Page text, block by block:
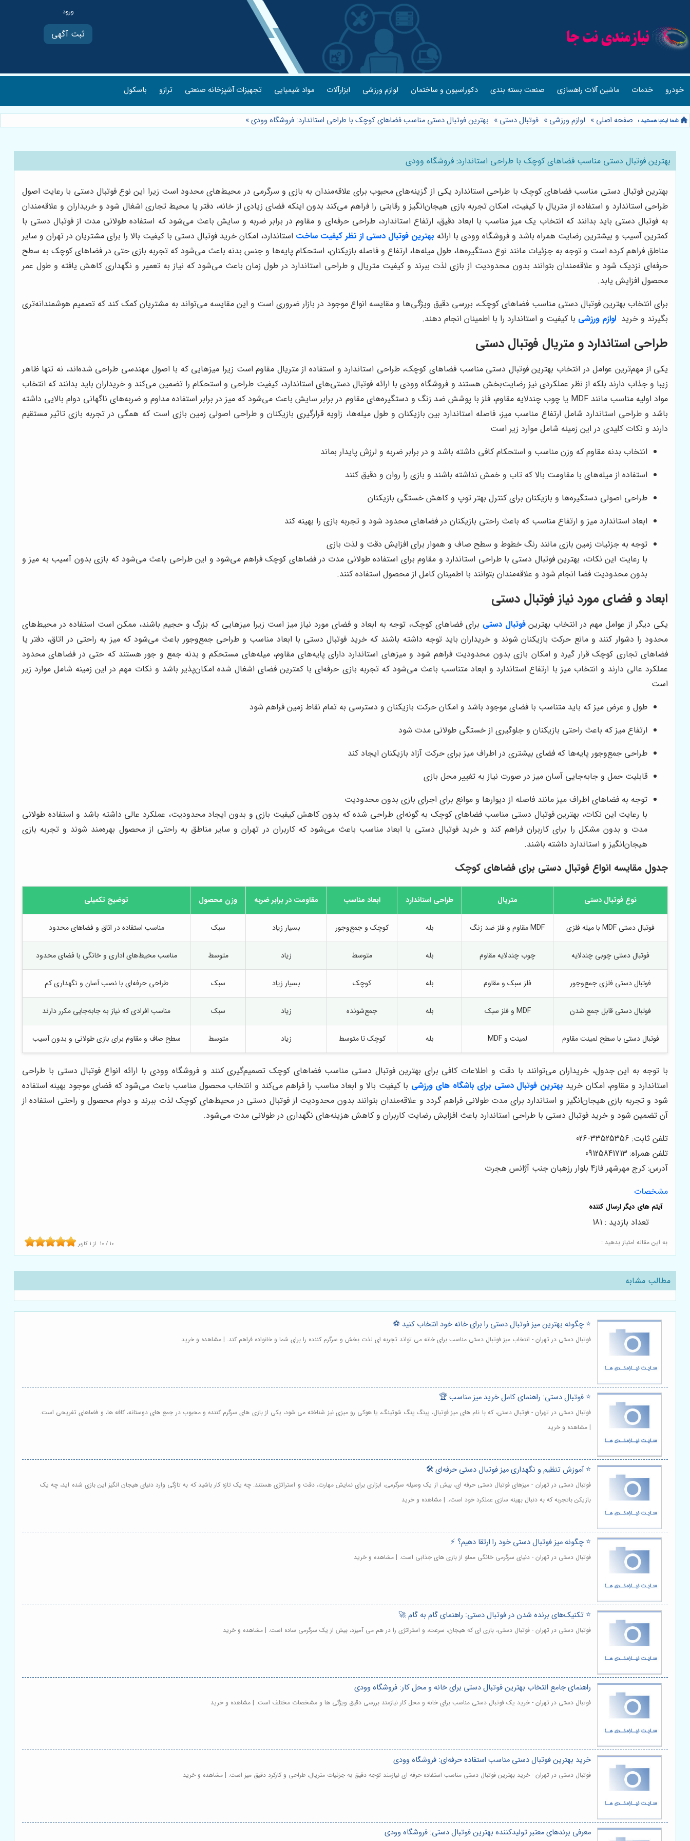
ثبت آگهی
خودرو خدمات ماشین آلات راهسازی صنعت بسته بندی دکوراسیون و ساختمان لوازم ورزشی ابزارآلات مواد شیمیایی تجهیزات آشپزخانه صنعتی ترازو باسکول
صفحه اصلی » لوازم ورزشی » فوتبال دستی » بهترین فوتبال دستی مناسب فضاهای کوچک با طراحی استاندارد: فروشگاه وودی»
بهترین فوتبال دستی مناسب فضاهای کوچک با طراحی استاندارد: فروشگاه وودی
بهترین فوتبال دستی مناسب فضاهای کوچک با طراحی استاندارد یکی از گزینه‌های محبوب برای علاقه‌مندان به بازی و سرگرمی در محیط‌های محدود است زیرا این نوع فوتبال دستی با رعایت اصول
طراحی استاندارد و استفاده از متریال با کیفیت، امکان تجربه بازی هیجان‌انگیز و رقابتی را فراهم می‌کند بدون اینکه فضای زیادی از خانه، دفتر یا محیط تجاری اشغال شود و خریداران و علاقه‌مندان
به فوتبال دستی باید بدانند که انتخاب یک میز مناسب با ابعاد دقیق، ارتفاع استاندارد، طراحی حرفه‌ای و مقاوم در برابر ضربه و سایش باعث می‌شود که استفاده طولانی مدت از فوتبال دستی با
کمترین آسیب و بیشترین رضایت همراه باشد و فروشگاه وودی با ارائه بهترین فوتبال دستی از نظر کیفیت ساخت استاندارد، امکان خرید فوتبال دستی با کیفیت بالا را برای مشتریان در تهران و سایر
مناطق فراهم کرده است و توجه به جزئیات مانند نوع دستگیره‌ها، طول میله‌ها، ارتفاع و فاصله بازیکنان، استحکام پایه‌ها و جنس بدنه باعث می‌شود که تجربه بازی حتی در فضاهای کوچک به سطح
حرفه‌ای نزدیک شود و علاقه‌مندان بتوانند بدون محدودیت از بازی لذت ببرند و کیفیت متریال و طراحی استاندارد در طول زمان باعث می‌شود که نیاز به تعمیر و نگهداری کاهش یافته و طول عمر
محصول افزایش یابد.
برای انتخاب بهترین فوتبال دستی مناسب فضاهای کوچک، بررسی دقیق ویژگی‌ها و مقایسه انواع موجود در بازار ضروری است و این مقایسه می‌تواند به مشتریان کمک کند که تصمیم هوشمندانه‌تری
بگیرند و خرید لوازم ورزشی با کیفیت و استاندارد را با اطمینان انجام دهند.
طراحی استاندارد و متریال فوتبال دستی
یکی از مهم‌ترین عوامل در انتخاب بهترین فوتبال دستی مناسب فضاهای کوچک، طراحی استاندارد و استفاده از متریال مقاوم است زیرا میزهایی که با اصول مهندسی طراحی شده‌اند، نه تنها ظاهر
زیبا و جذاب دارند بلکه از نظر عملکردی نیز رضایت‌بخش هستند و فروشگاه وودی با ارائه فوتبال دستی‌های استاندارد، کیفیت طراحی و استحکام را تضمین می‌کند و خریداران باید بدانند که انتخاب
مواد اولیه مناسب مانند MDF یا چوب چندلایه مقاوم، فلز با پوشش ضد زنگ و دستگیره‌های مقاوم در برابر سایش باعث می‌شود که میز در برابر استفاده مداوم و ضربه‌های ناگهانی دوام بالایی داشته
باشد و طراحی استاندارد شامل ارتفاع مناسب میز، فاصله استاندارد بین بازیکنان و طول میله‌ها، زاویه قرارگیری بازیکنان و طراحی اصولی زمین بازی است که همگی در تجربه بازی تاثیر مستقیم
دارند و نکات کلیدی در این زمینه شامل موارد زیر است
انتخاب بدنه مقاوم که وزن مناسب و استحکام کافی داشته باشد و در برابر ضربه و لرزش پایدار بماند
استفاده از میله‌های با مقاومت بالا که تاب و خمش نداشته باشند و بازی را روان و دقیق کنند
طراحی اصولی دستگیره‌ها و بازیکنان برای کنترل بهتر توپ و کاهش خستگی بازیکنان
ابعاد استاندارد میز و ارتفاع مناسب که باعث راحتی بازیکنان در فضاهای محدود شود و تجربه بازی را بهینه کند
توجه به جزئیات زمین بازی مانند رنگ خطوط و سطح صاف و هموار برای افزایش دقت و لذت بازی
با رعایت این نکات، بهترین فوتبال دستی با طراحی استاندارد و مقاوم برای استفاده طولانی مدت در فضاهای کوچک فراهم می‌شود و این طراحی باعث می‌شود که بازی بدون آسیب به میز و
بدون محدودیت فضا انجام شود و علاقه‌مندان بتوانند با اطمینان کامل از محصول استفاده کنند.
ابعاد و فضای مورد نیاز فوتبال دستی
یکی دیگر از عوامل مهم در انتخاب بهترینفوتبال دستی برای فضاهای کوچک، توجه به ابعاد و فضای مورد نیاز میز است زیرا میزهایی که بزرگ و حجیم باشند، ممکن است استفاده در محیط‌های
محدود را دشوار کنند و مانع حرکت بازیکنان شوند و خریداران باید توجه داشته باشند که خرید فوتبال دستی با ابعاد مناسب و طراحی جمع‌وجور باعث می‌شود که میز به راحتی در اتاق، دفتر یا
فضاهای تجاری کوچک قرار گیرد و امکان بازی بدون محدودیت فراهم شود و میزهای استاندارد دارای پایه‌های مقاوم، میله‌های مستحکم و بدنه جمع و جور هستند که حتی در فضاهای محدود
عملکرد عالی دارند و انتخاب میز با ارتفاع استاندارد و ابعاد متناسب باعث می‌شود که تجربه بازی حرفه‌ای با کمترین فضای اشغال شده امکان‌پذیر باشد و نکات مهم در این زمینه شامل موارد زیر
است
طول و عرض میز که باید متناسب با فضای موجود باشد و امکان حرکت بازیکنان و دسترسی به تمام نقاط زمین فراهم شود
ارتفاع میز که باعث راحتی بازیکنان و جلوگیری از خستگی طولانی مدت شود
طراحی جمع‌وجور پایه‌ها که فضای بیشتری در اطراف میز برای حرکت آزاد بازیکنان ایجاد کند
قابلیت حمل و جا‌به‌جایی آسان میز در صورت نیاز به تغییر محل بازی
توجه به فضاهای اطراف میز مانند فاصله از دیوارها و موانع برای اجرای بازی بدون محدودیت
با رعایت این نکات، بهترین فوتبال دستی مناسب فضاهای کوچک به گونه‌ای طراحی شده که بدون کاهش کیفیت بازی و بدون ایجاد محدودیت، عملکرد عالی داشته باشد و استفاده طولانی
مدت و بدون مشکل را برای کاربران فراهم کند و خرید فوتبال دستی با ابعاد مناسب باعث می‌شود که کاربران در تهران و سایر مناطق به راحتی از محصول بهره‌مند شوند و تجربه بازی
هیجان‌انگیز و استاندارد داشته باشند.
جدول مقایسه انواع فوتبال دستی برای فضاهای کوچک
نوع فوتبال دستی متریال طراحی استاندارد ابعاد مناسب مقاومت در برابر ضربه وزن محصول توضیح تکمیلی
فوتبال دستی MDF با میله فلزی MDF مقاوم و فلز ضد زنگ بله کوچک و جمع‌وجور بسیار زیاد سبک مناسب استفاده در اتاق و فضاهای محدود
فوتبال دستی چوبی چندلایه چوب چندلایه مقاوم بله متوسط زیاد متوسط مناسب محیط‌های اداری و خانگی با فضای محدود
فوتبال دستی فلزی جمع‌وجور فلز سبک و مقاوم بله کوچک بسیار زیاد سبک طراحی حرفه‌ای با نصب آسان و نگهداری کم
فوتبال دستی قابل جمع شدن MDF و فلز سبک بله جمع‌شونده زیاد سبک مناسب افرادی که نیاز به جا‌به‌جایی مکرر دارند
فوتبال دستی با سطح لمینت مقاوم لمینت و MDF بله کوچک تا متوسط زیاد متوسط سطح صاف و مقاوم برای بازی طولانی و بدون آسیب
با توجه به این جدول، خریداران می‌توانند با دقت و اطلاعات کافی برای بهترین فوتبال دستی مناسب فضاهای کوچک تصمیم‌گیری کنند و فروشگاه وودی با ارائه انواع فوتبال دستی با طراحی
استاندارد و مقاوم، امکان خرید بهترین فوتبال دستی برای باشگاه های ورزشی با کیفیت بالا و ابعاد مناسب را فراهم می‌کند و انتخاب محصول مناسب باعث می‌شود که فضای موجود بهینه استفاده
شود و تجربه بازی هیجان‌انگیز و استاندارد برای مدت طولانی فراهم گردد و علاقه‌مندان بتوانند بدون محدودیت از فوتبال دستی در محیط‌های کوچک لذت ببرند و دوام محصول و راحتی استفاده از
آن تضمین شود و خرید فوتبال دستی با طراحی استاندارد باعث افزایش رضایت کاربران و کاهش هزینه‌های نگهداری در طولانی مدت می‌شود.
تلفن ثابت: 33525356-026
تلفن همراه: 09125841713
آدرس: کرج مهرشهر فاز4 بلوار رزهبان جنب آژانس هجرت
مشخصات
به این مقاله امتیاز بدهید : 10 / 10 از 1 کاربر
تعداد بازدید : 181
مطالب مشابه
⭐️ چگونه بهترین میز فوتبال دستی را برای خانه خود انتخاب کنید ⚽️
فوتبال دستی در تهران - انتخاب میز فوتبال دستی مناسب برای خانه می تواند تجربه ای لذت بخش و سرگرم کننده را برای شما و خانواده فراهم کند. | مشاهده و خرید
⭐️ فو‌تبا‌ل دستی: راهنمای کامل خرید میز مناسب 🏆
فوتبال دستی در تهران - فوتبال دستی، که با نام های میز فوتبال، پینگ پنگ شوتینگ، یا هوکی رو میزی نیز شناخته می شود، یکی از بازی های سرگرم کننده و محبوب در جمع های دوستانه، کافه ها، و فضاهای تفریحی است.
| مشاهده و خرید
⭐️ آموزش تنظیم و نگهداری میز فو‌تبا‌ل دستی حرفه‌ای 🛠️
فوتبال دستی در تهران - میزهای فوتبال دستی حرفه ای، بیش از یک وسیله سرگرمی، ابزاری برای نمایش مهارت، دقت و استراتژی هستند. چه یک تازه کار باشید که به تازگی وارد دنیای هیجان انگیز این بازی شده اید، چه یک
بازیکن باتجربه که به دنبال بهینه سازی عملکرد خود است،. | مشاهده و خرید
⭐️ چگونه میز فو‌تبا‌ل دستی خود را ارتقا دهیم؟ ⚡️
فوتبال دستی در تهران - دنیای سرگرمی خانگی مملو از بازی های جذابی است. | مشاهده و خرید
⭐️ تکنیک‌های برنده شدن در فو‌تبا‌ل دستی: راهنمای گام به گام 🚀
فوتبال دستی در تهران - فوتبال دستی، بازی ای که هیجان، سرعت، و استراتژی را در هم می آمیزد، بیش از یک سرگرمی ساده است. | مشاهده و خرید
راهنمای جامع انتخاب بهترین فوتبال دستی برای خانه و محل کار: فروشگاه وودی
فوتبال دستی در تهران - خرید یک فوتبال دستی مناسب برای خانه و محل کار نیازمند بررسی دقیق ویژگی ها و مشخصات مختلف است. | مشاهده و خرید
خرید بهترین فوتبال دستی مناسب استفاده حرفه‌ای: فروشگاه وودی
فوتبال دستی در تهران - خرید بهترین فوتبال دستی مناسب استفاده حرفه ای نیازمند توجه دقیق به جزئیات متریال، طراحی و کارکرد دقیق میز است. | مشاهده و خرید
معرفی برندهای معتبر تولیدکننده بهترین فوتبال دستی: فروشگاه وودی